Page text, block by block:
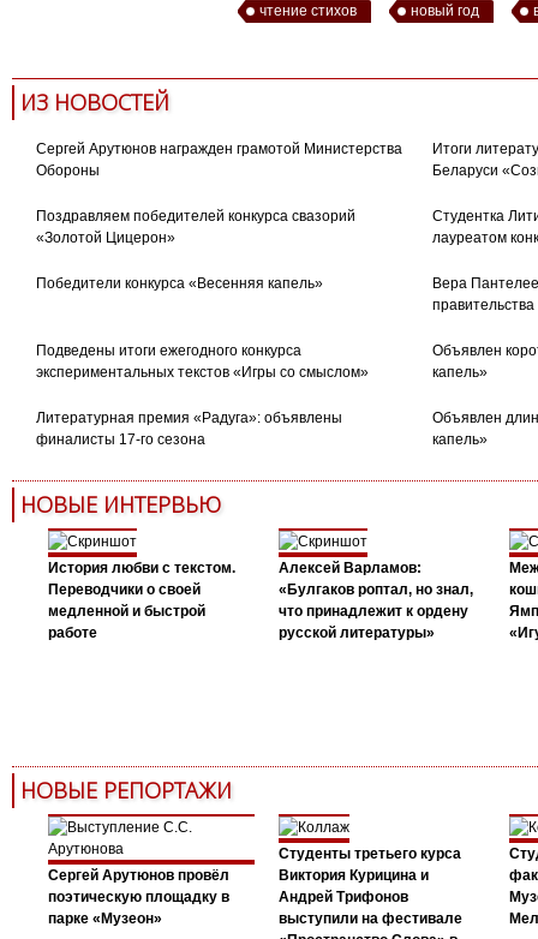
чтение стихов новый год
ИЗ НОВОСТЕЙ
Сергей Арутюнов награжден грамотой Министерства
Обороны
Итоги
Беларуси
Поздравляем победителей конкурса свазорий
«Золотой Цицерон»
Студентка
лауреатом
Победители конкурса «Весенняя капель»
Вера
Подведены итоги ежегодного конкурса
экспериментальных текстов «Игры со смыслом»
Объявлен
капель»
Литературная премия «Радуга»: объявлены
финалисты 17-го сезона
Объявлен
капель»
НОВЫЕ ИНТЕРВЬЮ
История любви с текстом.
Переводчики о своей
медленной и быстрой
работе
Алексей Варламов:
«Булгаков роптал, но знал,
что принадлежит к ордену
русской литературы»
НОВЫЕ РЕПОРТАЖИ
Сергей Арутюнов провёл
поэтическую площадку в
парке «Музеон»
Студенты третьего курса
Виктория Курицина и
Андрей Трифонов
выступили на фестивале